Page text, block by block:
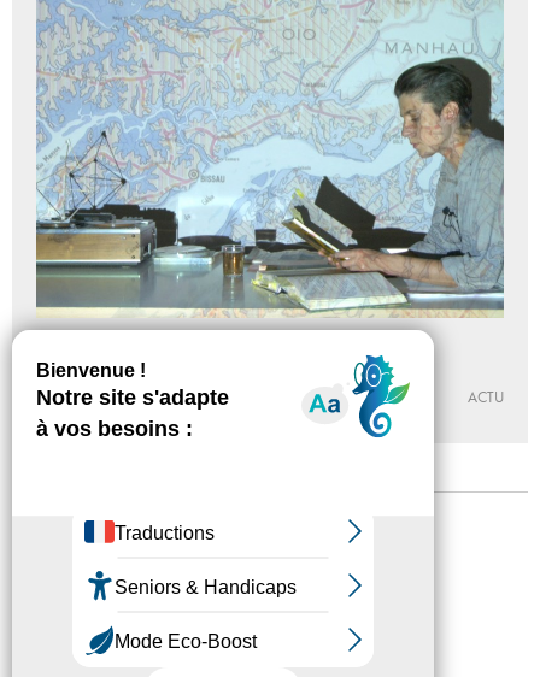
Du 22 - 10 au 19 - 12 - 2015
ESPACE KHIASMA
ACTU
Accessibilité